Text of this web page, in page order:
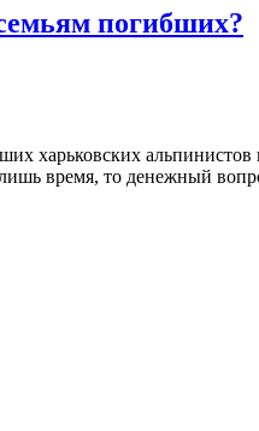
погибших?
харьковских
время, то денежный